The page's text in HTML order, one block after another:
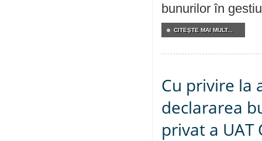
bunurilor în
CITEŞTE MAI MULT...
Cu privire la
declararea
privat a UAT